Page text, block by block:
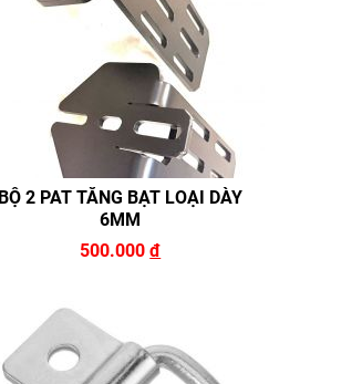
BỘ 2 PAT TĂNG BẠT LOẠI DÀY
6MM
500.000đ